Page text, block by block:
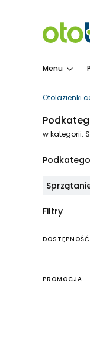
Menu
w kategorii:
Filtry
DOSTĘPNOŚĆ
PROMOCJA